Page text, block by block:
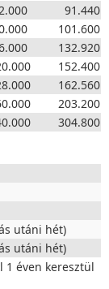
91.440
101.600
132.920
152.400
162.560
203.200
304.800
utáni hét)
utáni hét)
1 éven keresztül